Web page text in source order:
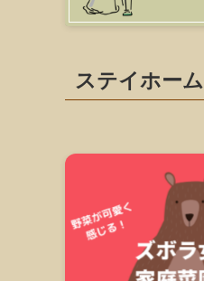
ステイホーム